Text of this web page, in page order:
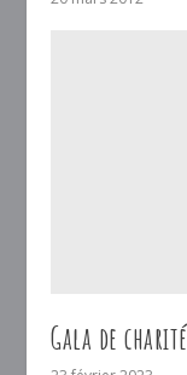
Gala de